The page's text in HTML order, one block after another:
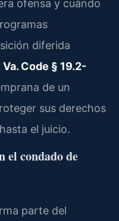
ofensa y cuándo
diferida
Va. Code § 19.2-
de un
sus derechos
el juicio.
el condado de
parte del